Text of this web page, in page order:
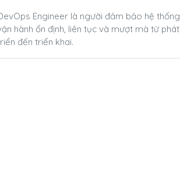
Engineer là người đảm bảo hệ thống
hành ổn định, liên tục và mượt mà từ phát
đến triển khai.